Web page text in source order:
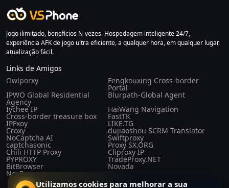
Utilizamos cookies para melhorar a sua
Jogo ilimitado, benefícios N-vezes. Hospedagem inteligente 24/7,
experiência AFK de jogo ultra eficiente, a qualquer hora, em qualquer lugar,
atualização fácil.
Links de Amigos
Owlporxy
Fengkouxing Cross-border
Portal
IPWO Global Residential
Agency
Blurpath-Global Agent
Iychee IP
HaiWang Navigation
Cross-border treasure box FastTK
IPFxoy LIKE.TG
Croxy dujiaoshou SCRM Translator
NoCaptcha AI Swiftproxy
captchasonic Proxy SX.ORG
Chili HTTP Proxy Cliproxy IP
PYPROXY TradeProxy.NET
BitBrowser Novada
NovProxy